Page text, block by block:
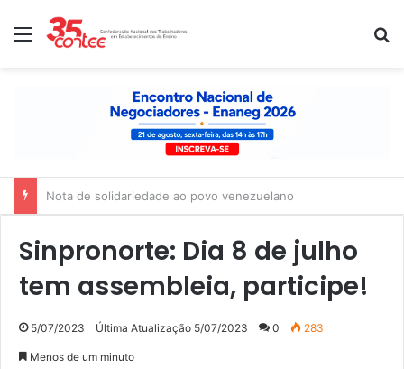
Menu
Nota de solidariedade ao povo venezuelano
Sinpronorte: Dia 8 de julho
tem assembleia, participe!
5/07/2023 Última Atualização 5/07/2023 0 283
Menos de um minuto